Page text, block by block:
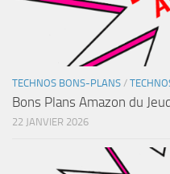
TECHNOS BONS-PLANS /
Bons Plans Amazon du
22 JANVIER 2026